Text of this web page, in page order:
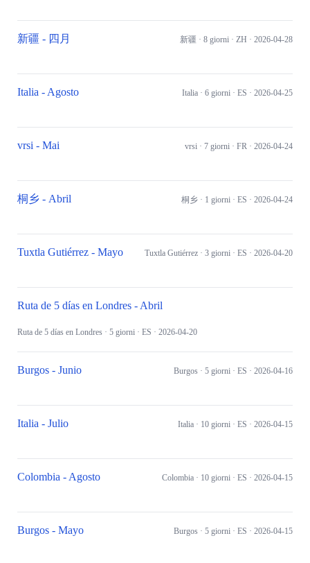
新疆 - 四月 新疆 · 8 giorni · ZH · 2026-04-28
Italia - Agosto Italia · 6 giorni · ES · 2026-04-25
vrsi - Mai vrsi · 7 giorni · FR · 2026-04-24
桐乡 - Abril 桐乡 · 1 giorni · ES · 2026-04-24
Tuxtla Gutiérrez - Mayo Tuxtla Gutiérrez · 3 giorni · ES · 2026-04-20
Ruta de 5 días en Londres - Abril
Ruta de 5 días en Londres · 5 giorni · ES · 2026-04-20
Burgos - Junio Burgos · 5 giorni · ES · 2026-04-16
Italia - Julio Italia · 10 giorni · ES · 2026-04-15
Colombia - Agosto Colombia · 10 giorni · ES · 2026-04-15
Burgos - Mayo Burgos · 5 giorni · ES · 2026-04-15